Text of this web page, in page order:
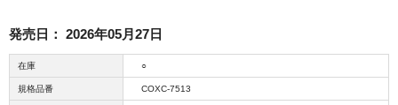
発売日： 2026年05月27日
在庫 ○
規格品番 COXC-7513